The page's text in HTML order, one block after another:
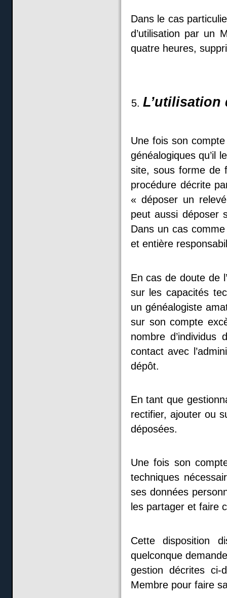
Dans le cas
d’utilisation par un
quatre heures,
L’utilisation
Une fois son
généalogiques qu’il
site, sous forme de
procédure décrite
« déposer un
peut aussi déposer
Dans un cas
et entière
En cas de doute de
sur les capacités
un généalogiste
sur son compte
nombre
contact avec
dépôt.
En tant que
rectifier, ajouter ou
déposées.
Une fois son
techniques
ses données
les partager et faire
Cette disposition
quelconque
gestion décrites
Membre pour faire